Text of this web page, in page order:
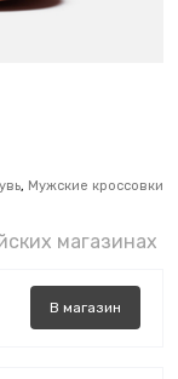
, Мужские кроссовки
магазинах
В магазин